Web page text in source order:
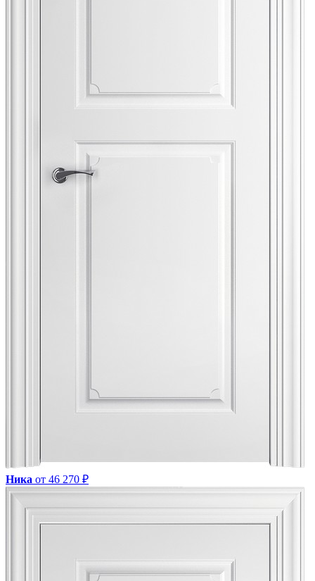
Ника от 46 270 ₽